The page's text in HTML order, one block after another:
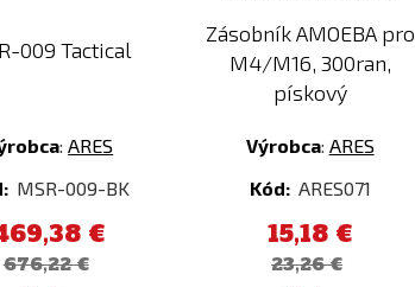
009 Tactical
:ARES
MSR-009-BK
€
676,22 €
Zásobník AMOEBA pro
M4/M16, 300ran,
pískový
Výrobca: ARES
Kód: ARES071
15,18 €
23,26 €